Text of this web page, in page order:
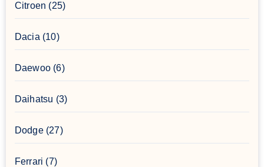
Citroen (25)
Dacia (10)
Daewoo(6)
Daihatsu (3)
Dodge(27)
Ferrari (7)